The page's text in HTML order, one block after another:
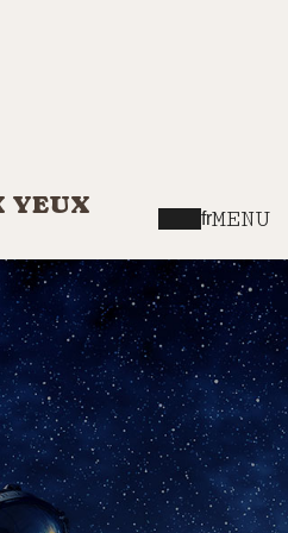
YEUX
frMENU